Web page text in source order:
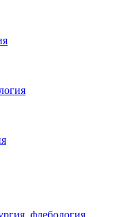
флебология